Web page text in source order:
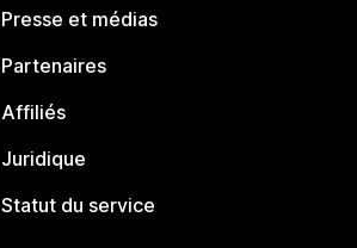
Presse et médias
Partenaires
Affiliés
Juridique
Statut du service